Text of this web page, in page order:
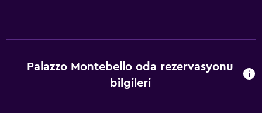
Palazzo Montebello oda rezervasyonu
bilgileri